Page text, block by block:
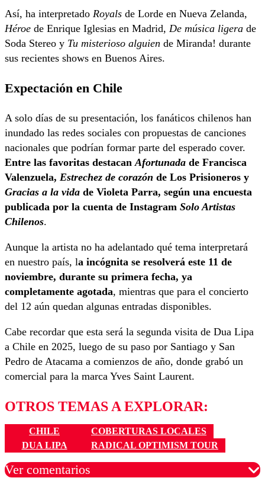
Así, ha interpretado Royals de Lorde en Nueva Zelanda,
Héroe de Enrique Iglesias en Madrid, De música ligera de
Soda Stereo y Tu misterioso alguien de Miranda! durante
sus recientes shows en Buenos Aires.
Expectación en Chile
A solo días de su presentación, los fanáticos chilenos han
inundado las redes sociales con propuestas de canciones
nacionales que podrían formar parte del esperado cover.
Entre las favoritas destacan Afortunada de Francisca
Valenzuela, Estrechez de corazón de Los Prisioneros y
Gracias a la vida de Violeta Parra, según una encuesta
publicada por la cuenta de Instagram Solo Artistas
Chilenos.
Aunque la artista no ha adelantado qué tema interpretará
en nuestro país, la incógnita se resolverá este 11 de
noviembre, durante su primera fecha, ya
completamente agotada, mientras que para el concierto
del 12 aún quedan algunas entradas disponibles.
Cabe recordar que esta será la segunda visita de Dua Lipa
a Chile en 2025, luego de su paso por Santiago y San
Pedro de Atacama a comienzos de año, donde grabó un
comercial para la marca Yves Saint Laurent.
OTROS TEMAS A EXPLORAR:
CHILE
COBERTURAS LOCALES
DUA LIPA
RADICAL OPTIMISM TOUR
Ver comentarios